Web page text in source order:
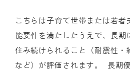
こちらは子育て世帯または若
能要件を満たしたうえで、長
住み続けられること（耐震性・
など）が評価されます。​ 長期